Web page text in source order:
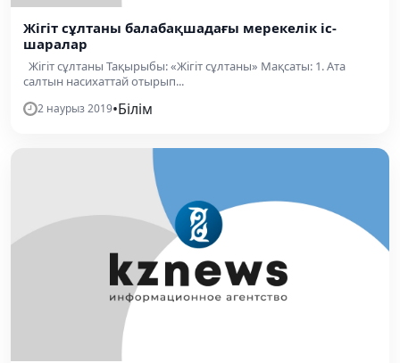
Жігіт сұлтаны балабақшадағы мерекелік іс-
шаралар
Жігіт сұлтаны Тақырыбы: «Жігіт сұлтаны» Мақсаты: 1. Ата
салтын насихаттай отырып...
2 наурыз 2019•Білім